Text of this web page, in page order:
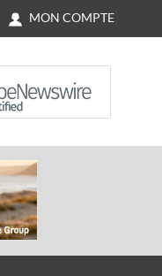
MON COMPTE